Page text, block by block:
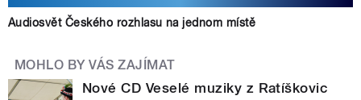
Audiosvět Českého rozhlasu na jednom místě
MOHLO BY VÁS ZAJÍMAT
Nové CD Veselé muziky z Ratíškovic